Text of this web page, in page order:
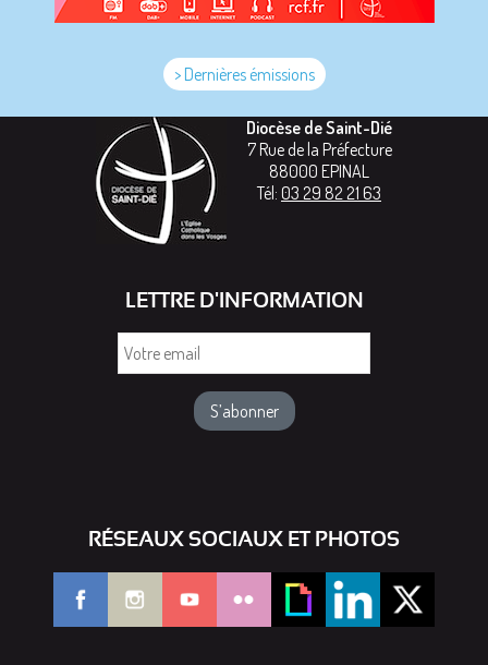
> Dernières émissions
Diocèse de Saint-Dié
7 Rue de la Préfecture
88000 EPINAL
Tél: 03 29 82 21 63
LETTRE D'INFORMATION
RÉSEAUX SOCIAUX ET PHOTOS